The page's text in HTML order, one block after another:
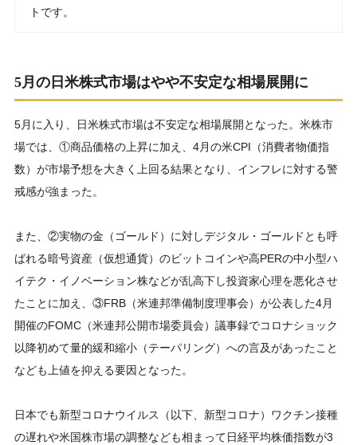
トです。
5月の日米株式市場はやや不安定な相場展開に
5月に入り、日米株式市場は不安定な相場展開となった。米株市
場では、①商品価格の上昇に加え、4月の米CPI（消費者物価指
数）が市場予想を大きく上回る結果となり、インフレに対する警
戒感が強まった。
また、②実物の金（ゴールド）に対しデジタル・ゴールドとも呼
ばれる暗号資産（仮想通貨）のビットコインや高PERの中小型ハ
イテク・イノベーション株などが乱高下し投資家心理を悪化させ
たことに加え、③FRB（米連邦準備制度理事会）が公表した4月
開催のFOMC（米連邦公開市場委員会）議事録でコロナショック
以降初めて量的緩和縮小（テーパリング）への言及があったこと
なども上値を抑える要因となった。
日本でも新型コロナウイルス（以下、新型コロナ）ワクチン接種
の遅れや米国株市場の調整なども相まって日経平均株価指数が3